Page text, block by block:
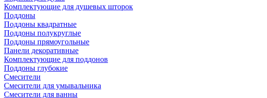
Комплектующие для душевых шторок
Поддоны
Поддоны квадратные
Поддоны полукруглые
Поддоны прямоугольные
Панели декоративные
Комплектующие для поддонов
Поддоны глубокие
Смесители
Смесители для умывальника
Смесители для ванны